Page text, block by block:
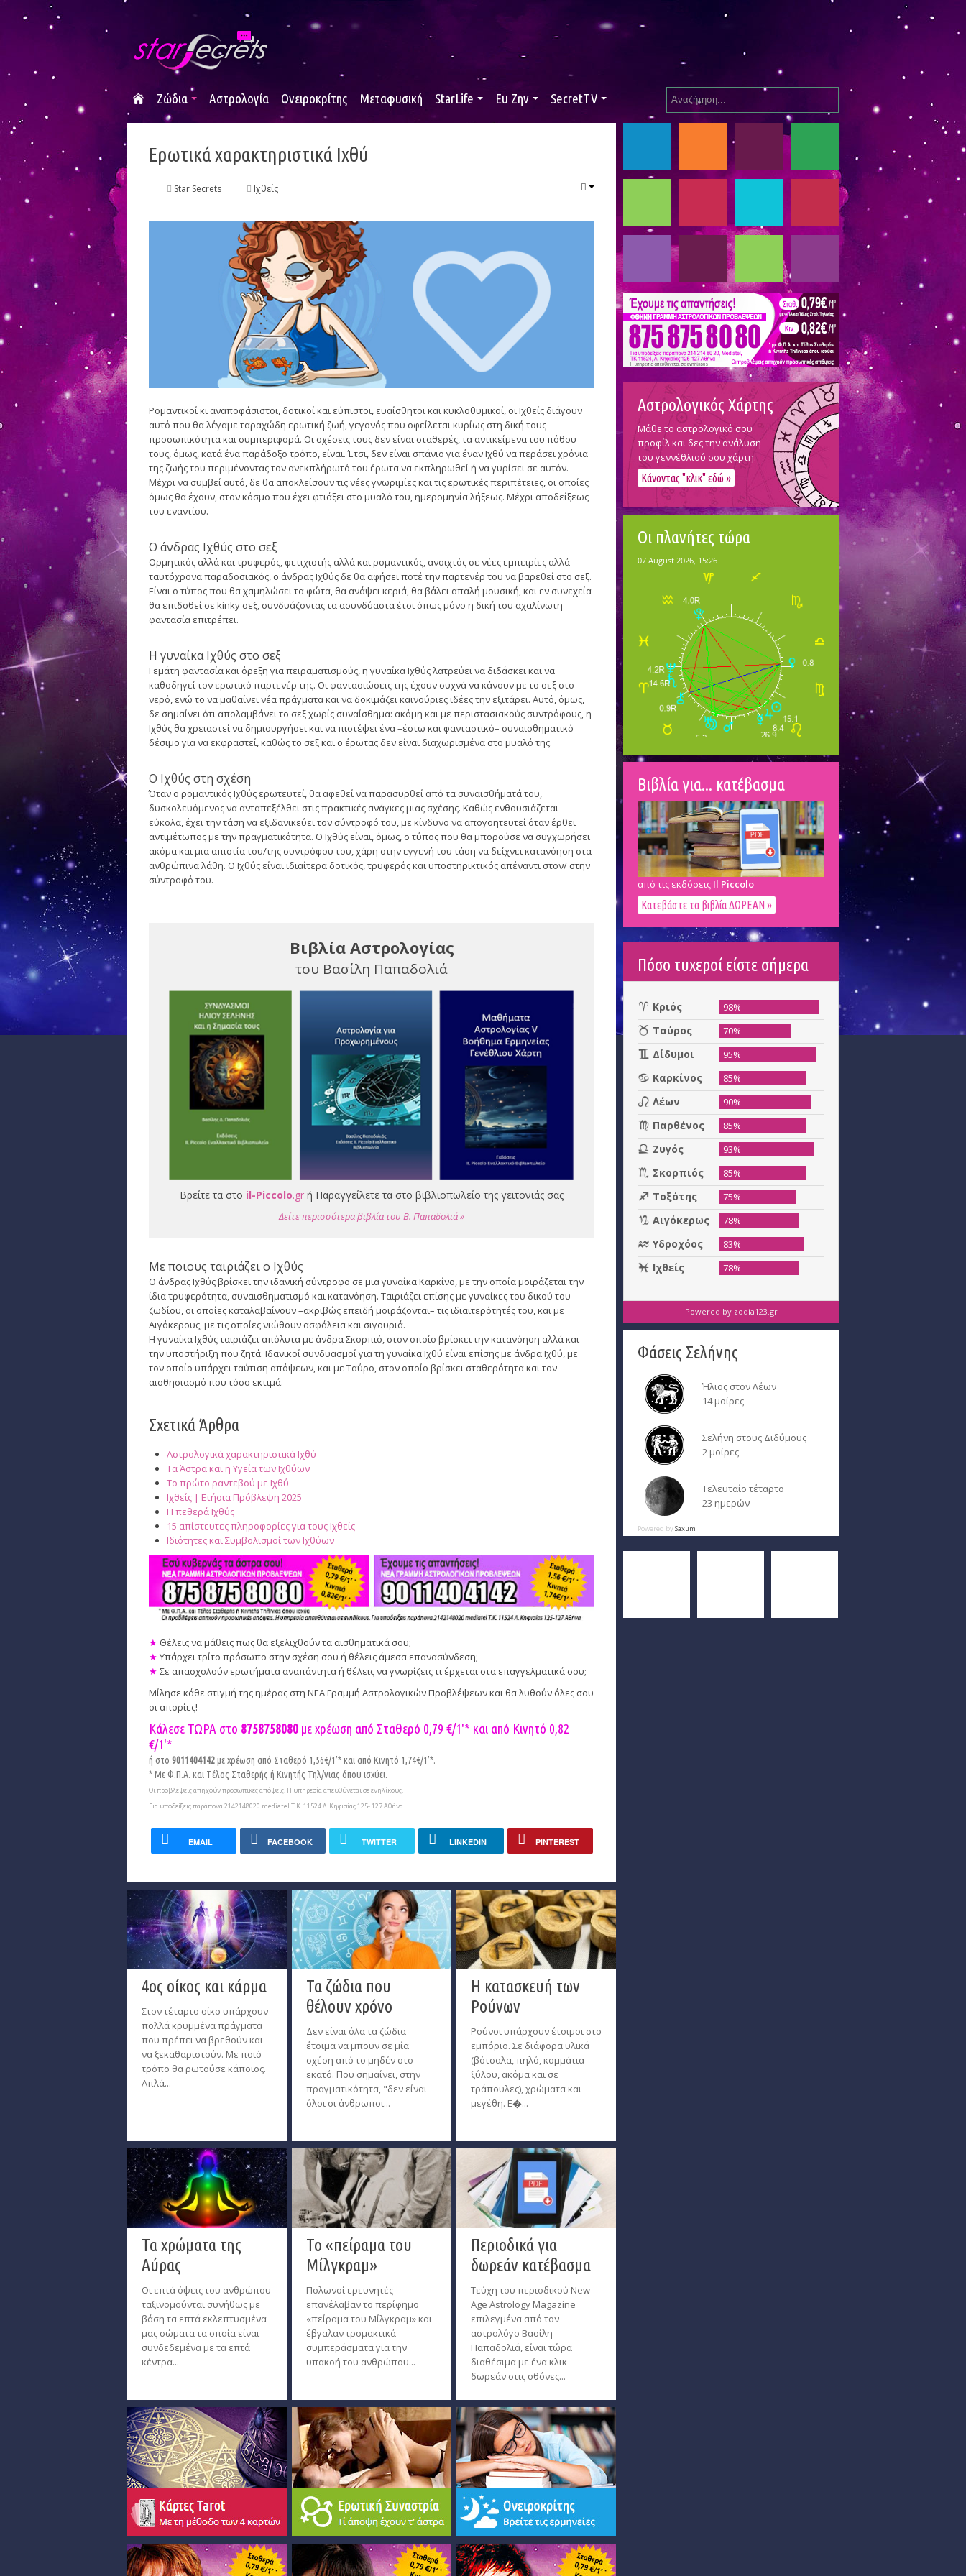
Ζώδια Αστρολογία Ονειροκρίτης Μεταφυσική StarLife Ευ Ζην SecretTV
Ερωτικά χαρακτηριστικά Ιχθύ
Star Secrets Ιχθείς
Ρομαντικοί κι αναποφάσιστοι, δοτικοί και εύπιστοι, ευαίσθητοι και κυκλοθυμικοί, οι Ιχθείς διάγουν
αυτό που θα λέγαμε ταραχώδη ερωτική ζωή, γεγονός που οφείλεται κυρίως στη δική τους
προσωπικότητα και συμπεριφορά. Οι σχέσεις τους δεν είναι σταθερές, τα αντικείμενα του πόθου
τους, όμως, κατά ένα παράδοξο τρόπο, είναι. Έτσι, δεν είναι σπάνιο για έναν Ιχθύ να περάσει χρόνια
της ζωής του περιμένοντας τον ανεκπλήρωτό του έρωτα να εκπληρωθεί ή να γυρίσει σε αυτόν.
Μέχρι να συμβεί αυτό, δε θα αποκλείσουν τις νέες γνωριμίες και τις ερωτικές περιπέτειες, οι οποίες
όμως θα έχουν, στον κόσμο που έχει φτιάξει στο μυαλό του, ημερομηνία λήξεως. Μέχρι αποδείξεως
του εναντίου.
Ο άνδρας Ιχθύς στο σεξ
Ορμητικός αλλά και τρυφερός, φετιχιστής αλλά και ρομαντικός, ανοιχτός σε νέες εμπειρίες αλλά
ταυτόχρονα παραδοσιακός, ο άνδρας Ιχθύς δε θα αφήσει ποτέ την παρτενέρ του να βαρεθεί στο σεξ.
Είναι ο τύπος που θα χαμηλώσει τα φώτα, θα ανάψει κεριά, θα βάλει απαλή μουσική, και εν συνεχεία
θα επιδοθεί σε kinky σεξ, συνδυάζοντας τα ασυνδύαστα έτσι όπως μόνο η δική του αχαλίνωτη
φαντασία επιτρέπει.
Η γυναίκα Ιχθύς στο σεξ
Γεμάτη φαντασία και όρεξη για πειραματισμούς, η γυναίκα Ιχθύς λατρεύει να διδάσκει και να
καθοδηγεί τον ερωτικό παρτενέρ της. Οι φαντασιώσεις της έχουν συχνά να κάνουν με το σεξ στο
νερό, ενώ το να μαθαίνει νέα πράγματα και να δοκιμάζει καινούριες ιδέες την εξιτάρει. Αυτό, όμως,
δε σημαίνει ότι απολαμβάνει το σεξ χωρίς συναίσθημα: ακόμη και με περιστασιακούς συντρόφους, η
Ιχθύς θα χρειαστεί να δημιουργήσει και να πιστέψει ένα –έστω και φανταστικό– συναισθηματικό
δέσιμο για να εκφραστεί, καθώς το σεξ και ο έρωτας δεν είναι διαχωρισμένα στο μυαλό της.
Ο Ιχθύς στη σχέση
Όταν ο ρομαντικός Ιχθύς ερωτευτεί, θα αφεθεί να παρασυρθεί από τα συναισθήματά του,
δυσκολευόμενος να ανταπεξέλθει στις πρακτικές ανάγκες μιας σχέσης. Καθώς ενθουσιάζεται
εύκολα, έχει την τάση να εξιδανικεύει τον σύντροφό του, με κίνδυνο να απογοητευτεί όταν έρθει
αντιμέτωπος με την πραγματικότητα. Ο Ιχθύς είναι, όμως, ο τύπος που θα μπορούσε να συγχωρήσει
ακόμα και μια απιστία του/της συντρόφου του, χάρη στην εγγενή του τάση να δείχνει κατανόηση στα
ανθρώπινα λάθη. Ο Ιχθύς είναι ιδιαίτερα δοτικός, τρυφερός και υποστηρικτικός απέναντι στον/ στην
σύντροφό του.
Βιβλία Αστρολογίας
του Βασίλη Παπαδολιά
Βρείτε τα στο il-Piccolo.gr ή Παραγγείλετε τα στο βιβλιοπωλείο της γειτονιάς σας
Δείτε περισσότερα βιβλία του Β. Παπαδολιά »
Με ποιους ταιριάζει ο Ιχθύς
Ο άνδρας Ιχθύς βρίσκει την ιδανική σύντροφο σε μια γυναίκα Καρκίνο, με την οποία μοιράζεται την
ίδια τρυφερότητα, συναισθηματισμό και κατανόηση. Ταιριάζει επίσης με γυναίκες του δικού του
ζωδίου, οι οποίες καταλαβαίνουν –ακριβώς επειδή μοιράζονται– τις ιδιαιτερότητές του, και με
Αιγόκερους, με τις οποίες νιώθουν ασφάλεια και σιγουριά.
Η γυναίκα Ιχθύς ταιριάζει απόλυτα με άνδρα Σκορπιό, στον οποίο βρίσκει την κατανόηση αλλά και
την υποστήριξη που ζητά. Ιδανικοί συνδυασμοί για τη γυναίκα Ιχθύ είναι επίσης με άνδρα Ιχθύ, με
τον οποίο υπάρχει ταύτιση απόψεων, και με Ταύρο, στον οποίο βρίσκει σταθερότητα και τον
αισθησιασμό που τόσο εκτιμά.
Σχετικά Άρθρα
Αστρολογικά χαρακτηριστικά Ιχθύ
Τα Άστρα και η Υγεία των Ιχθύων
Το πρώτο ραντεβού με Ιχθύ
Ιχθείς | Ετήσια Πρόβλεψη 2025
Η πεθερά Ιχθύς
15 απίστευτες πληροφορίες για τους Ιχθείς
Ιδιότητες και Συμβολισμοί των Ιχθύων
★ Θέλεις να μάθεις πως θα εξελιχθούν τα αισθηματικά σου;
★ Υπάρχει τρίτο πρόσωπο στην σχέση σου ή θέλεις άμεσα επανασύνδεση;
★ Σε απασχολούν ερωτήματα αναπάντητα ή θέλεις να γνωρίζεις τι έρχεται στα επαγγελματικά σου;
Μίλησε κάθε στιγμή της ημέρας στη ΝΕΑ Γραμμή Αστρολογικών Προβλέψεων και θα λυθούν όλες σου
οι απορίες!
Κάλεσε ΤΩΡΑ στο 8758758080 με χρέωση από Σταθερό 0,79 €/1'* και από Κινητό 0,82
€/1'*
ή στο 9011404142με χρέωση από Σταθερό 1,56€/1’* και από Κινητό 1,74€/1’*.
* Με Φ.Π.Α. και Tέλος Σταθερής ή Κινητής Τηλ/νιας όπου ισχύει.
Οι προβλέψεις απηχούν προσωπικές απόψεις. Η υπηρεσία απευθύνεται σε ενηλίκους.
Για υποδείξεις παράπονα 2142148020 mediatel Τ.Κ. 11524 Λ. Κηφισίας 125- 127 Αθήνα
EMAIL FACEBOOK TWITTER LINKEDIN PINTEREST
4ος οίκος και κάρμα
Στον τέταρτο οίκο υπάρχουν
πολλά κρυμμένα πράγματα
που πρέπει να βρεθούν και
να ξεκαθαριστούν. Με ποιό
τρόπο θα ρωτούσε κάποιος.
Απλά...
Τα χρώματα της
Αύρας
Οι επτά όψεις του ανθρώπου
ταξινομούνται συνήθως με
βάση τα επτά εκλεπτυσμένα
μας σώματα τα οποία είναι
συνδεδεμένα με τα επτά
κέντρα...
Τα ζώδια που
θέλουν χρόνο
Δεν είναι όλα τα ζώδια
έτοιμα να μπουν σε μία
σχέση από το μηδέν στο
εκατό. Που σημαίνει, στην
πραγματικότητα, "δεν είναι
όλοι οι άνθρωποι...
Το «πείραμα του
Μίλγκραμ»
Πολωνοί ερευνητές
επανέλαβαν το περίφημο
«πείραμα του Μίλγκραμ» και
έβγαλαν τρομακτικά
συμπεράσματα για την
υπακοή του ανθρώπου...
Η κατασκευή των
Ρούνων
Ρούνοι υπάρχουν έτοιμοι στο
εμπόριο. Σε διάφορα υλικά
(βότσαλα, πηλό, κομμάτια
ξύλου, ακόμα και σε
τράπουλες), χρώματα και
μεγέθη. Ε�...
Περιοδικά για
δωρεάν κατέβασμα
Τεύχη του περιοδικού New
Age Astrology Magazine
επιλεγμένα από τον
αστρολόγο Βασίλη
Παπαδολιά, είναι τώρα
διαθέσιμα με ένα κλικ
δωρεάν στις οθόνες...
Αστρολογικός Χάρτης
Μάθε το αστρολογικό σου
προφίλ και δες την ανάλυση
του γεννέθλιού σου χάρτη.
Κάνοντας "κλικ" εδώ »
Οι πλανήτες τώρα
Βιβλία για... κατέβασμα
από τις εκδόσεις Il Piccolo
Κατεβάστε τα βιβλία ΔΩΡΕΑΝ »
Πόσο τυχεροί είστε σήμερα
Powered by zodia123.gr
Φάσεις Σελήνης
Ήλιος στον Λέων
14 μοίρες
Σελήνη στους Διδύμους
2 μοίρες
Τελευταίο τέταρτο
23 ημερών
Powered bySaxum